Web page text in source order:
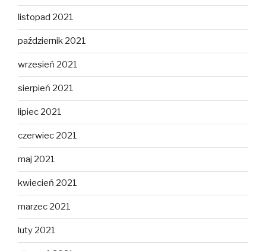
listopad 2021
październik 2021
wrzesień 2021
sierpień 2021
lipiec 2021
czerwiec 2021
maj 2021
kwiecień 2021
marzec 2021
luty 2021